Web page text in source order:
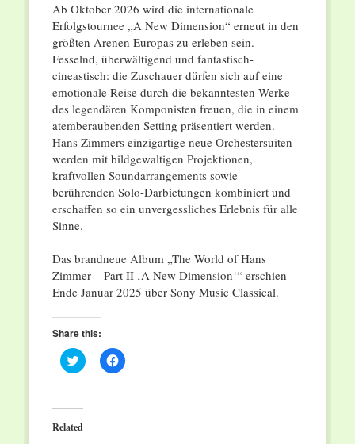
Ab Oktober 2026 wird die internationale
Erfolgstournee „A New Dimension“ erneut in den
größten Arenen Europas zu erleben sein.
Fesselnd, überwältigend und fantastisch-
cineastisch: die Zuschauer dürfen sich auf eine
emotionale Reise durch die bekanntesten Werke
des legendären Komponisten freuen, die in einem
atemberaubenden Setting präsentiert werden.
Hans Zimmers einzigartige neue Orchestersuiten
werden mit bildgewaltigen Projektionen,
kraftvollen Soundarrangements sowie
berührenden Solo-Darbietungen kombiniert und
erschaffen so ein unvergessliches Erlebnis für alle
Sinne.
Das brandneue Album „The World of Hans
Zimmer – Part II ‚A New Dimension‘“ erschien
Ende Januar 2025 über Sony Music Classical.
Share this:
Click
to
(Opens
in
new
Click
to
Related